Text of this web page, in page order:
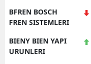
BFREN BOSCH
FREN SISTEMLERI
BIENY BIEN YAPI
URUNLERI